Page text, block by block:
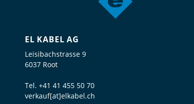
EL KABEL AG
Leisibachstrasse 9
6037 Root
Tel. +41 41 455 50 70
verkauf[at]elkabel.ch